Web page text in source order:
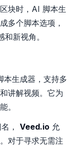
块时，AI 脚本生
多个脚本选项，
和新视角。
本生成器，支持多
讲解视频。它为
。
， Veed.io 允
对于寻求无需注